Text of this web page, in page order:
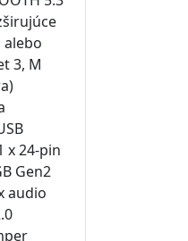
alebo
3, M
x 24-pin
Gen2
audio